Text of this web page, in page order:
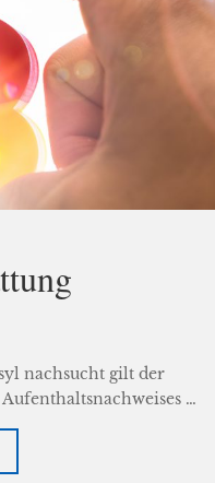
nachsucht gilt der
…